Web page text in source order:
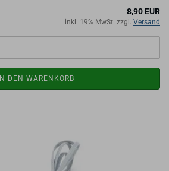
8,90 EUR
inkl. 19% MwSt. zzgl. Versand
IN DEN WARENKORB